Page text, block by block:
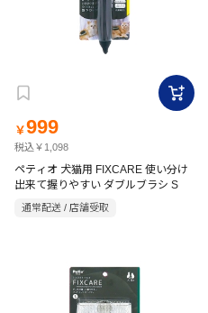
￥999
税込￥1,098
ペティオ 犬猫用 FIXCARE 使い分け
出来て握りやすい ダブルブラシ S
通常配送 / 店舗受取